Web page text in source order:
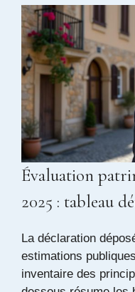
Évaluation
2025 : tableau
La déclaration
estimations
inventaire des